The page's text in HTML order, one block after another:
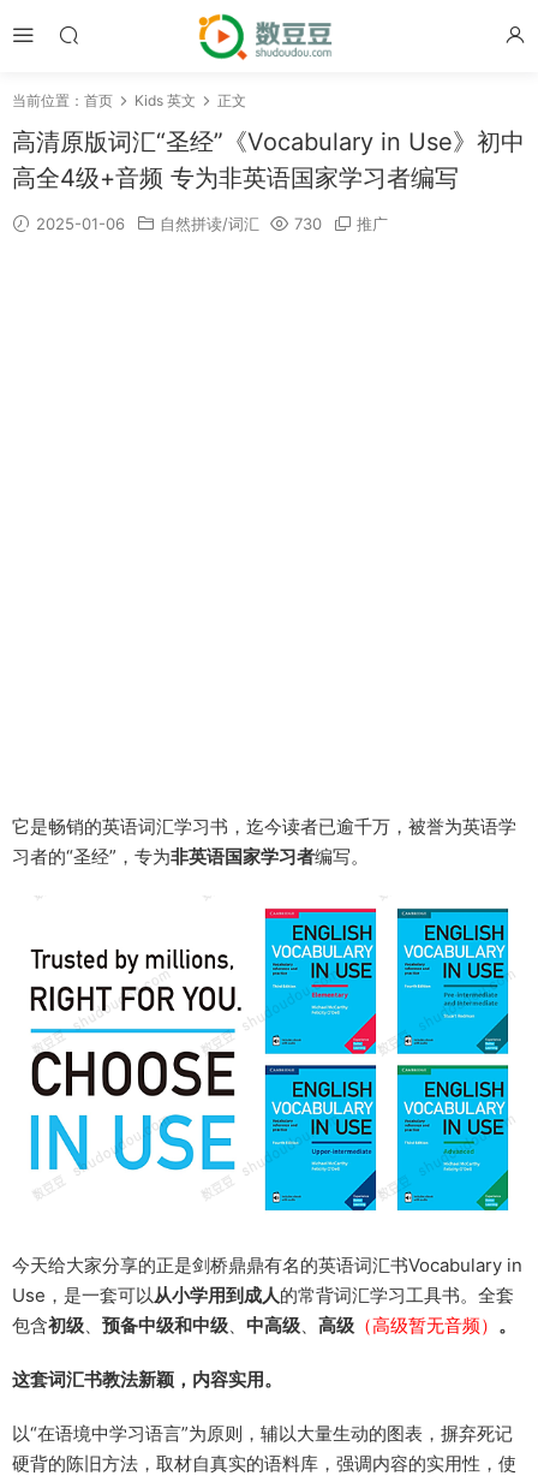
当前位置： 首页 Kids 英文 正文
高清原版词汇“圣经”《Vocabulary in Use》初中
高全4级+音频 专为非英语国家学习者编写
2025-01-06 自然拼读/词汇 730 推广
它是畅销的英语词汇学习书，迄今读者已逾千万，被誉为英语学
习者的“圣经”，专为非英语国家学习者编写。
今天给大家分享的正是剑桥鼎鼎有名的英语词汇书Vocabulary in
Use，是一套可以从小学用到成人的常背词汇学习工具书。全套
包含初级 预备中级和中级 中高级 高级 （高级暂无音频） 。
这套词汇书教法新颖，内容实用。
以“在语境中学习语言”为原则，辅以大量生动的图表，摒弃死记
硬背的陈旧方法，取材自真实的语料库，强调内容的实用性，使